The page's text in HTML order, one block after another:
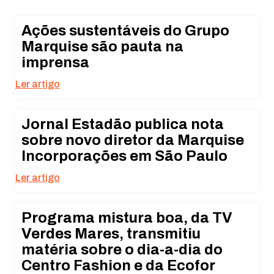
Ações sustentáveis do Grupo
Marquise são pauta na
imprensa
Ler artigo
Jornal Estadão publica nota
sobre novo diretor da Marquise
Incorporações em São Paulo
Ler artigo
Programa mistura boa, da TV
Verdes Mares, transmitiu
matéria sobre o dia-a-dia do
Centro Fashion e da Ecofor